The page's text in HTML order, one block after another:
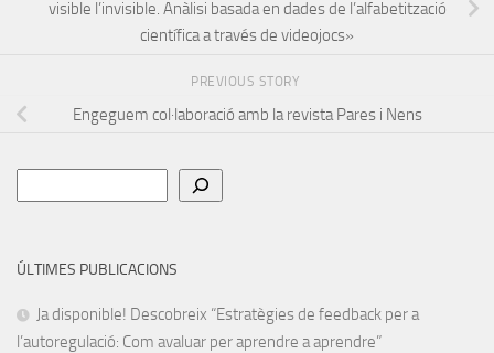
visible l’invisible. Anàlisi basada en dades de l’alfabetització
científica a través de videojocs»
PREVIOUS STORY
Engeguem col·laboració amb la revista Pares i Nens
ÚLTIMES PUBLICACIONS
Ja disponible! Descobreix “Estratègies de feedback per a
l’autoregulació: Com avaluar per aprendre a aprendre”